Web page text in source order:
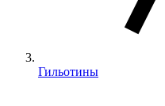
Гильотины